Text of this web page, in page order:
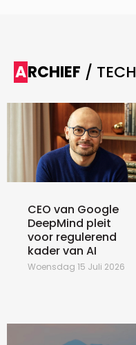
ARCHIEF / TECH
CEO van Google
DeepMind pleit
voor regulerend
kader van AI
Woensdag 15 Juli 2026